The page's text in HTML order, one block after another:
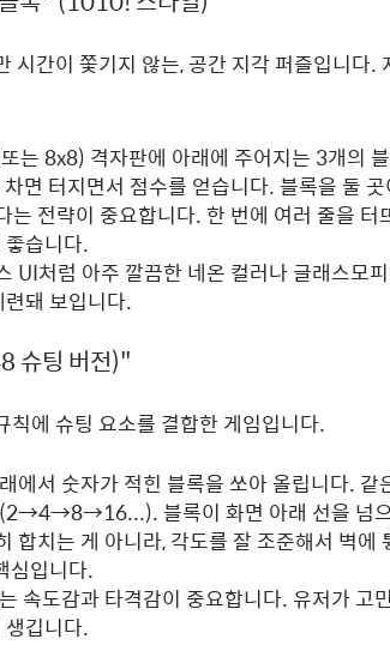
시간이 쫓기지 않는, 공간 지각 퍼즐입니다.
는 8x8) 격자판에 아래에 주어지는 3개의
면 터지면서 점수를 얻습니다. 블록을 둘
는 전략이 중요합니다. 한 번에 여러 줄을
습니다.
UI처럼 아주 깔끔한 네온 컬러나 글래스
돼 보입니다.
슈팅 버전)"
에 슈팅 요소를 결합한 게임입니다.
에서 숫자가 적힌 블록을 쏘아 올립니다.
블록이 화면 아래 선을 넘
합치는 게 아니라, 각도를 잘 조준해서 벽
심입니다.
속도감과 타격감이 중요합니다. 유저가 고
깁니다.